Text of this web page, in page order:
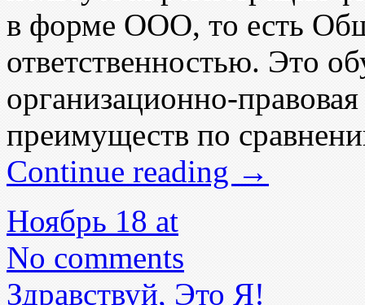
в форме ООО, тo есть
ответственностью. Этo
организационно-
преимуществ по
Continue reading →
Ноябрь 18 at
No comments
Здравствуй, Это Я!